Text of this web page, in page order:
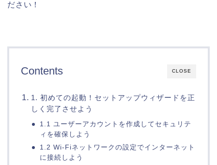
ださい！
CLOSE
Contents
1. 初めての起動！セットアップウィザードを正
しく完了させよう
1.1 ユーザーアカウントを作成してセキュリテ
ィを確保しよう
1.2 Wi-Fiネットワークの設定でインターネット
に接続しよう